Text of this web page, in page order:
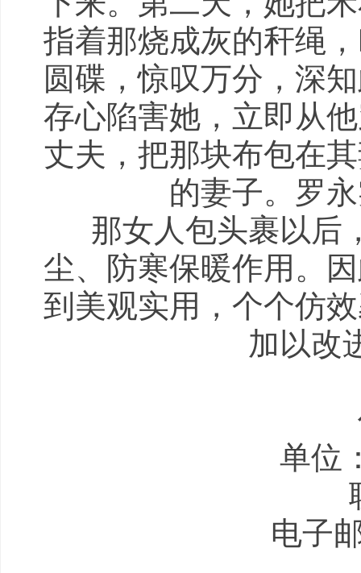
指着那烧成灰的秆绳
圆碟，惊叹万分，深
存心陷害她，立即从
丈夫，把那块布包在
的妻子。罗
那女人包头裹以后
尘、防寒保暖作用。
到美观实用，个个仿
加以改
单位
电子